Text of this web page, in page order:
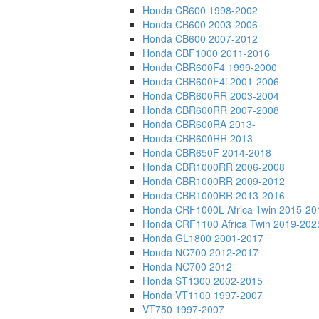
Honda CB600 1998-2002
Honda CB600 2003-2006
Honda CB600 2007-2012
Honda CBF1000 2011-2016
Honda CBR600F4 1999-2000
Honda CBR600F4i 2001-2006
Honda CBR600RR 2003-2004
Honda CBR600RR 2007-2008
Honda CBR600RA 2013-
Honda CBR600RR 2013-
Honda CBR650F 2014-2018
Honda CBR1000RR 2006-2008
Honda CBR1000RR 2009-2012
Honda CBR1000RR 2013-2016
Honda CRF1000L Africa Twin 2015-
Honda CRF1100 Africa Twin 2019-
Honda GL1800 2001-2017
Honda NC700 2012-2017
Honda NC700 2012-
Honda ST1300 2002-2015
Honda VT1100 1997-2007
VT750 1997-2007